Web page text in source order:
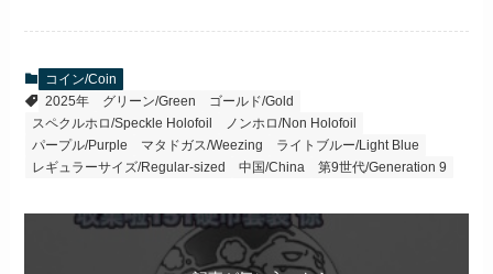
コイン/Coin
2025年
グリーン/Green
ゴールド/Gold
スペクルホロ/Speckle Holofoil
ノンホロ/Non Holofoil
パープル/Purple
マタドガス/Weezing
ライトブルー/Light Blue
レギュラーサイズ/Regular-sized
中国/China 第9世代/Generation 9